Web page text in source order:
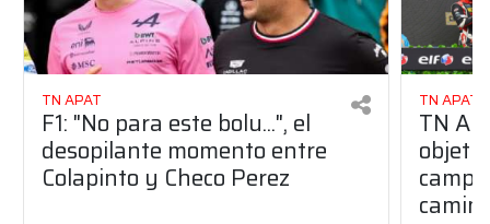
TN APAT
F1: "No para este bolu...", el
desopilante momento entre
Colapinto y Checo Perez
TN APAT
TN